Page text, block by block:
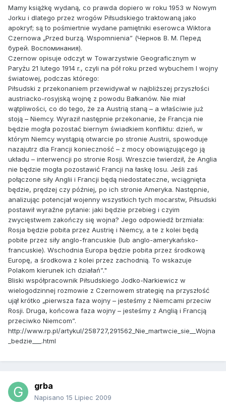
Mamy książkę wydaną, co prawda dopiero w roku 1953 w Nowym
Jorku i dlatego przez wrogów Piłsudskiego traktowaną jako
apokryf; są to pośmiertnie wydane pamiętniki eserowca Wiktora
Czernowa „Przed burzą. Wspomnienia” (Чернов В. М. Перед
бурей. Воспоминания).
Czernow opisuje odczyt w Towarzystwie Geograficznym w
Paryżu 21 lutego 1914 r., czyli na pół roku przed wybuchem I wojny
światowej, podczas którego:
Piłsudski z przekonaniem przewidywał w najbliższej przyszłości
austriacko-rosyjską wojnę z powodu Bałkanów. Nie miał
wątpliwości, co do tego, że za Austrią staną – a właściwie już
stoją – Niemcy. Wyraził następnie przekonanie, że Francja nie
będzie mogła pozostać biernym świadkiem konfliktu: dzień, w
którym Niemcy wystąpią otwarcie po stronie Austrii, spowoduje
nazajutrz dla Francji konieczność – z mocy obowiązującego ją
układu – interwencji po stronie Rosji. Wreszcie twierdził, że Anglia
nie będzie mogła pozostawić Francji na łaskę losu. Jeśli zaś
połączone siły Anglii i Francji będą niedostateczne, wciągnięta
będzie, prędzej czy później, po ich stronie Ameryka. Następnie,
analizując potencjał wojenny wszystkich tych mocarstw, Piłsudski
postawił wyraźne pytanie: jaki będzie przebieg i czyim
zwycięstwem zakończy się wojna? Jego odpowiedź brzmiała:
Rosja będzie pobita przez Austrię i Niemcy, a te z kolei będą
pobite przez siły anglo-francuskie (lub anglo-amerykańsko-
francuskie). Wschodnia Europa będzie pobita przez środkową
Europę, a środkowa z kolei przez zachodnią. To wskazuje
Polakom kierunek ich działań”."
Bliski współpracownik Piłsudskiego Jodko-Narkiewicz w
wielogodzinnej rozmowie z Czernowem strategię na przyszłość
ujął krótko „pierwsza faza wojny – jesteśmy z Niemcami przeciw
Rosji. Druga, końcowa faza wojny – jesteśmy z Anglią i Francją
przeciwko Niemcom”.
http://www.rp.pl/artykul/258727,291562_Nie_martwcie_sie__Wojna
_bedzie___.html
grba
Napisano 15 Lipiec 2009